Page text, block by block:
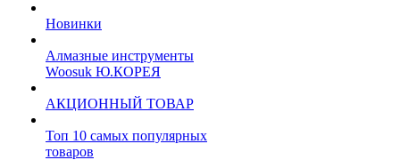
Новинки
Алмазные инструменты
Woosuk Ю.КОРЕЯ
АКЦИОННЫЙ ТОВАР
Топ 10 самых популярных
товаров